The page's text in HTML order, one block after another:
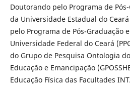
Doutorando pelo Programa de
da Universidade Estadual do Ceará
pelo Programa de Pós-Graduação
Universidade Federal do Ceará
do Grupo de Pesquisa Ontologia
Educação e Emancipação
Educação Física das Facultades